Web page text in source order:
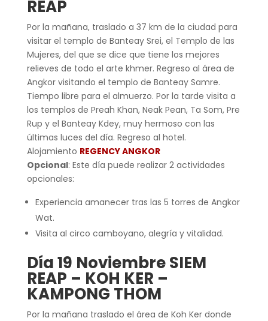
REAP
Por la mañana, traslado a 37 km de la ciudad para
visitar el templo de Banteay Srei, el Templo de las
Mujeres, del que se dice que tiene los mejores
relieves de todo el arte khmer. Regreso al área de
Angkor visitando el templo de Banteay Samre.
Tiempo libre para el almuerzo. Por la tarde visita a
los templos de Preah Khan, Neak Pean, Ta Som, Pre
Rup y el Banteay Kdey, muy hermoso con las
últimas luces del día. Regreso al hotel.
Alojamiento REGENCY ANGKOR
Opcional: Este día puede realizar 2 actividades
opcionales:
Experiencia amanecer tras las 5 torres de Angkor
Wat.
Visita al circo camboyano, alegría y vitalidad.
Día 19 Noviembre SIEM
REAP – KOH KER –
KAMPONG THOM
Por la mañana traslado el área de Koh Ker donde